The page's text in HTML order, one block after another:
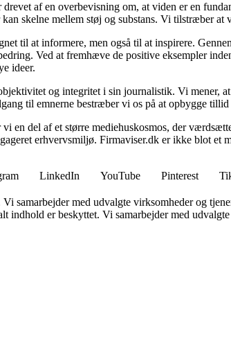
drevet af en overbevisning om, at viden er en
skelne mellem støj og substans. Vi tilstræber
til at informere, men også til at inspirere.
Ved at fremhæve de positive eksempler
ideer.
og integritet i sin journalistik. Vi mener,
til emnerne bestræber vi os på at opbygge
en del af et større mediehuskosmos, der
erhvervsmiljø. Firmaviser.dk er ikke blot
LinkedIn YouTube Pinterest
samarbejder med udvalgte virksomheder og
indhold er beskyttet. Vi samarbejder med